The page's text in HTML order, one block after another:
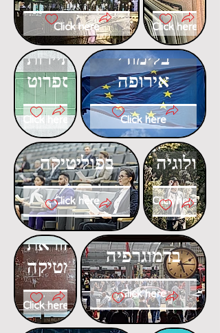
Click here Click here
דוקטורט
בתיירות
ספרוט
Click here
דוקטורט
בלימודי
אירופה
Click here
דוקטורט
בפוליטיקה
Click here
דוקטורט
באקולוגיה
Click here
דוקטורט
בהוראת
המתמטיקה
Click here
דוקטורט
בדמוגרפיה
Click here
דוקטורט
דוקטורט